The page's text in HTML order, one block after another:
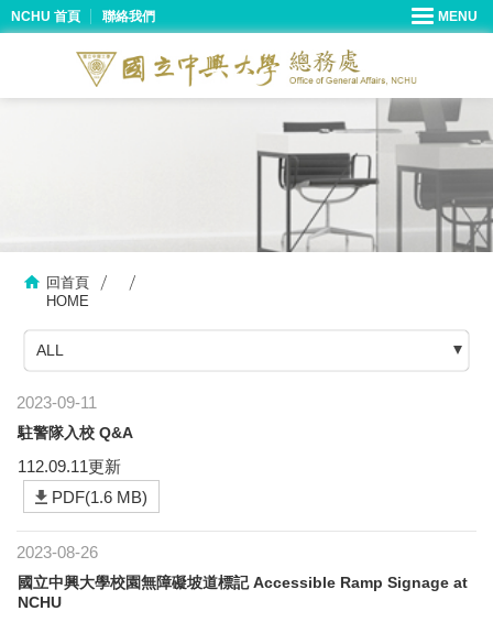
NCHU 首頁 聯絡我們
回首頁
HOME
ALL
2023-09-11
駐警隊入校 Q&A
112.09.11更新
PDF(1.6 MB)
2023-08-26
國立中興大學校園無障礙坡道標記 Accessible Ramp Signage at
NCHU